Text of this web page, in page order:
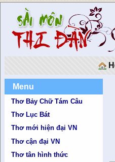
Menu
Thơ Bảy Chữ Tám Câu
Thơ Lục Bát
Thơ mới hiện đại VN
Thơ cận đại VN
Thơ tân hình thức